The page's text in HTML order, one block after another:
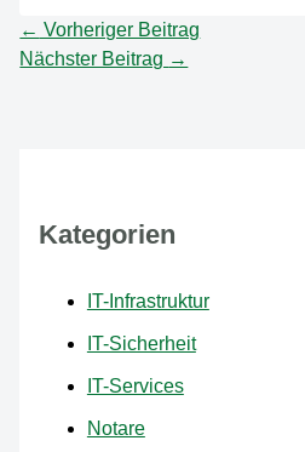
← Vorheriger Beitrag
Nächster Beitrag →
Kategorien
IT-Infrastruktur
IT-Sicherheit
IT-Services
Notare